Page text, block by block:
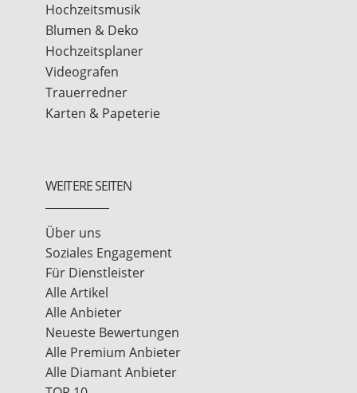
Hochzeitsmusik
Blumen & Deko
Hochzeitsplaner
Videografen
Trauerredner
Karten & Papeterie
WEITERE SEITEN
Über uns
Soziales Engagement
Für Dienstleister
Alle Artikel
Alle Anbieter
Neueste Bewertungen
Alle Premium Anbieter
Alle Diamant Anbieter